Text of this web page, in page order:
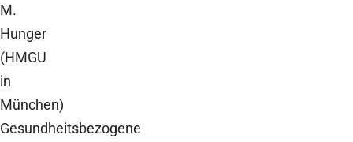
M.
Hunger
(HMGU
in
München)
Gesundheitsbezogene